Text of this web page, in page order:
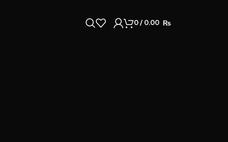
0/ 0.00 ₨